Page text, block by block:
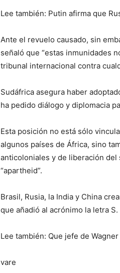
Lee también: Putin afirma que
Ante el revuelo causado, sin
señaló que “estas inmunidades
tribunal internacional contra
Sudáfrica asegura haber
ha pedido diálogo y diplomacia
Esta posición no está sólo
algunos países de África, sino
anticoloniales y de liberación
“apartheid”.
Brasil, Rusia, la India y China
que añadió al acrónimo la letra S.
Lee también: Que jefe de
vare